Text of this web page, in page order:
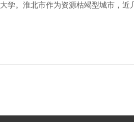
。淮北市作为资源枯竭型城市，